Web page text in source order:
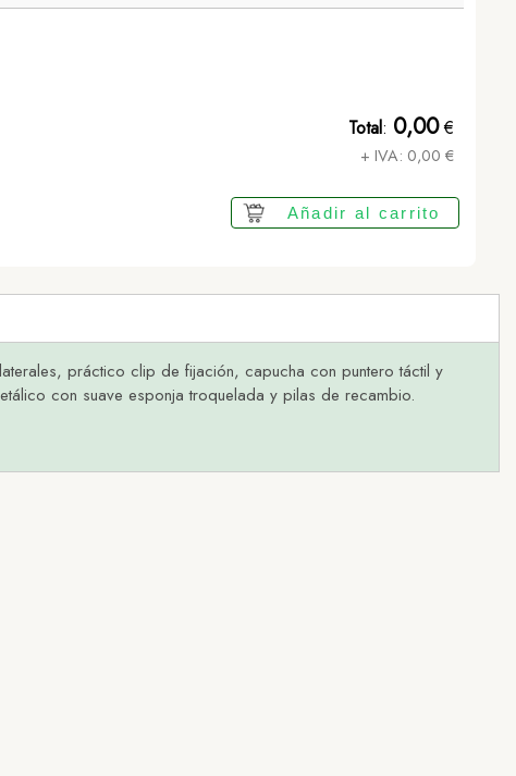
Total: 0,00€
+ IVA: 0,00 €
Añadir al carrito
práctico clip de fijación, capucha con puntero táctil y
con suave esponja troquelada y pilas de recambio.